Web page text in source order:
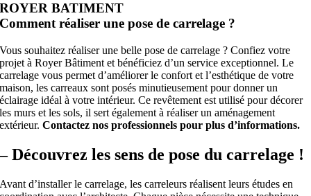
ROYER BATIMENT
Comment réaliser une pose de carrelage ?
Vous souhaitez réaliser une belle pose de carrelage ? Confiez votre
projet à Royer Bâtiment et bénéficiez d’un service exceptionnel. Le
carrelage vous permet d’améliorer le confort et l’esthétique de votre
maison, les carreaux sont posés minutieusement pour donner un
éclairage idéal à votre intérieur. Ce revêtement est utilisé pour décorer
les murs et les sols, il sert également à réaliser un aménagement
extérieur.Contactez nos professionnels pour plus d’informations.
– Découvrez les sens de pose du carrelage !
Avant d’installer le carrelage, les carreleurs réalisent leurs études en